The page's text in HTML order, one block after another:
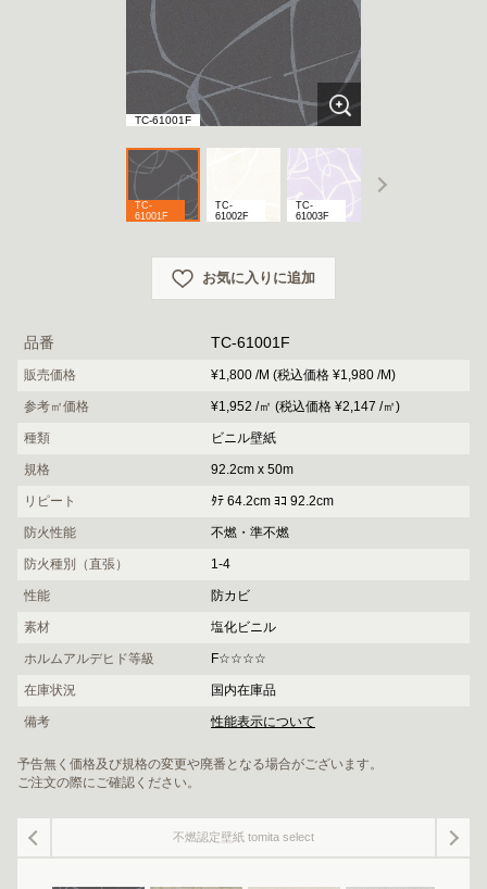
TC-61001F
TC-
61001F
TC-
61002F
TC-
61003F
お気に入りに追加
品番 TC-61001F
販売価格 ¥1,800 /M (税込価格 ¥1,980 /M)
参考㎡価格 ¥1,952 /㎡ (税込価格 ¥2,147 /㎡)
種類 ビニル壁紙
規格 92.2cm x 50m
リピート ﾀﾃ 64.2cm ﾖｺ 92.2cm
防火性能 不燃・準不燃
防火種別（直張） 1-4
性能 防カビ
素材 塩化ビニル
ホルムアルデヒド等級 F☆☆☆☆
在庫状況 国内在庫品
備考 性能表示について
予告無く価格及び規格の変更や廃番となる場合がございます。
ご注文の際にご確認ください。
不燃認定壁紙 tomita select